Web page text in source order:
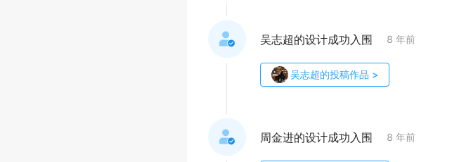
吴志超的设计成功入围 8 年前
吴志超的投稿作品 >
周金进的设计成功入围 8 年前